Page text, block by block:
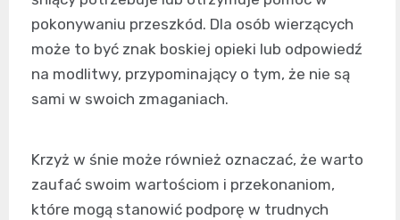
pokonywaniu przeszkód. Dla osób wierzących
może to być znak boskiej opieki lub odpowiedź
na modlitwy, przypominający o tym, że nie są
sami w swoich zmaganiach.
Krzyż w śnie może również oznaczać, że warto
zaufać swoim wartościom i przekonaniom,
które mogą stanowić podporę w trudnych